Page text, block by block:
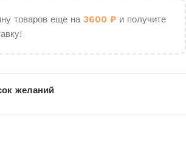
товаров еще на 3600 ₽ и получите
желаний